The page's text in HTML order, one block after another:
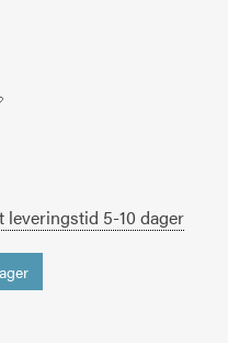
leveringstid 5-10 dager